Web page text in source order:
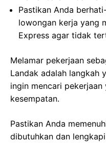
Pastikan Anda
lowongan kerja yang
Express agar tidak
Melamar pekerjaan
Landak adalah langkah
ingin mencari
kesempatan.
Pastikan Anda
dibutuhkan dan